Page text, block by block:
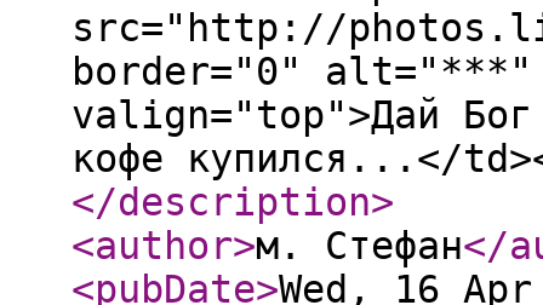
src="http://
border="0"
valign="top">Дай
кофе купился...</
</description>
<author>м. Стефан</
<pubDate>Wed, 16